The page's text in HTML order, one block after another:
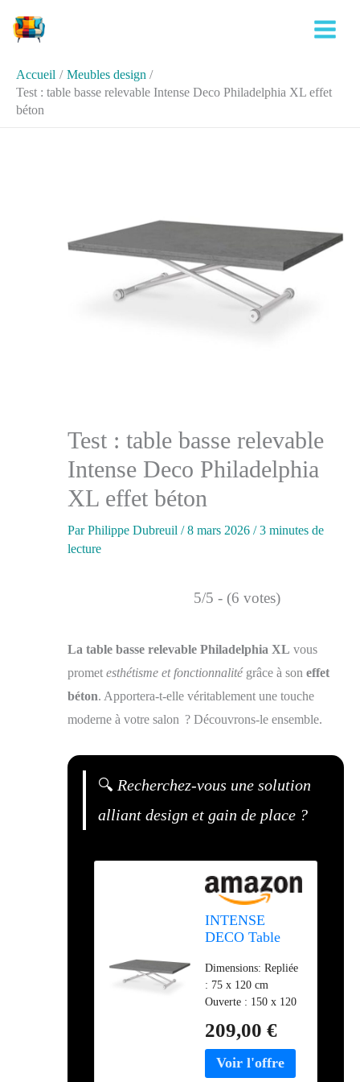
Accueil
Meubles design
Test : table basse relevable Intense Deco Philadelphia XL effet
béton
Test : table basse relevable
Intense Deco Philadelphia
XL effet béton
ParPhilippe Dubreuil /8 mars 2026 /3 minutes de
lecture
5/5 - (6 votes)
La table basse relevable Philadelphia XL vous
promet esthétisme et fonctionnalitégrâce à son effet
béton. Apportera-t-elle véritablement une touche
moderne à votre salon ? Découvrons-le ensemble.
🔍 Recherchez-vous une solution
alliant design et gain de place ?
INTENSE
DECO Table
Philadelphia XL
Effet béton
Dimensions: Repliée
: 75 x 120 cm
Ouverte : 150 x 120
cm Matière: MDF
(Panneau de fibre à
densité moyenne)
209,00 €